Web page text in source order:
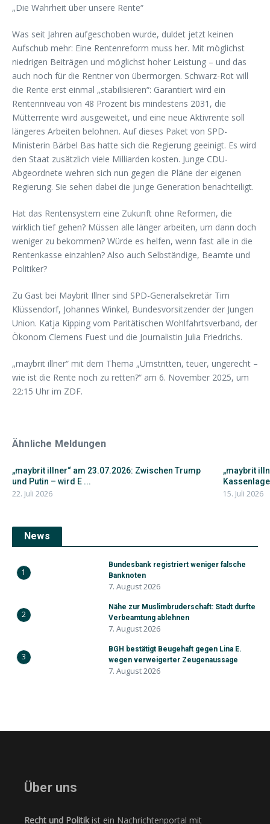
„Die Wahrheit über unsere Rente“
Was seit Jahren aufgeschoben wurde, duldet jetzt keinen
Aufschub mehr: Eine Rentenreform muss her. Mit möglichst
niedrigen Beiträgen und möglichst hoher Leistung – und das
auch noch für die Rentner von übermorgen. Schwarz-Rot will
die Rente erst einmal „stabilisieren“: Garantiert wird ein
Rentenniveau von 48 Prozent bis mindestens 2031, die
Mütterrente wird ausgeweitet, und eine neue Aktivrente soll
längeres Arbeiten belohnen. Auf dieses Paket von SPD-
Ministerin Bärbel Bas hatte sich die Regierung geeinigt. Es wird
den Staat zusätzlich viele Milliarden kosten. Junge CDU-
Abgeordnete wehren sich nun gegen die Pläne der eigenen
Regierung. Sie sehen dabei die junge Generation benachteiligt.
Hat das Rentensystem eine Zukunft ohne Reformen, die
wirklich tief gehen? Müssen alle länger arbeiten, um dann doch
weniger zu bekommen? Würde es helfen, wenn fast alle in die
Rentenkasse einzahlen? Also auch Selbständige, Beamte und
Politiker?
Zu Gast bei Maybrit Illner sind SPD-Generalsekretär Tim
Klüssendorf, Johannes Winkel, Bundesvorsitzender der Jungen
Union. Katja Kipping vom Paritätischen Wohlfahrtsverband, der
Ökonom Clemens Fuest und die Journalistin Julia Friedrichs.
„maybrit illner“ mit dem Thema „Umstritten, teuer, ungerecht –
wie ist die Rente noch zu retten?“ am 6. November 2025, um
22:15 Uhr im ZDF.
Ähnliche Meldungen
„maybrit illner“ am 23.07.2026: Zwischen Trump
und Putin – wird E ...
22. Juli 2026
„maybrit
15. Juli 2026
News
1
Bundesbank registriert weniger falsche
Banknoten
7. August 2026
2
Nähe zur Muslimbruderschaft: Stadt durfte
Verbeamtung ablehnen
7. August 2026
3
BGH bestätigt Beugehaft gegen Lina E.
wegen verweigerter Zeugenaussage
7. August 2026
Über uns
Recht und Politikist ein Nachrichtenportal mit